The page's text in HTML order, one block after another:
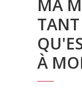
MA
TANT
À